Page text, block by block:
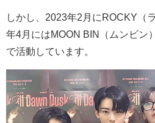
しかし、 2023年2 月に ROCKY （
年4 月にはMOON BIN （ムンビン
で活動しています。